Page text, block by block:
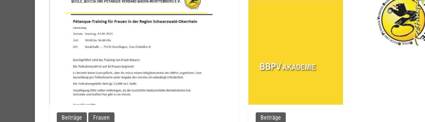
Beiträge Frauen Beiträge